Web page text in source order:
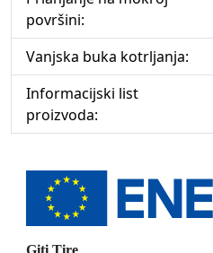
površini:
Vanjska buka kotrljanja:
Informacijski list
proizvoda: